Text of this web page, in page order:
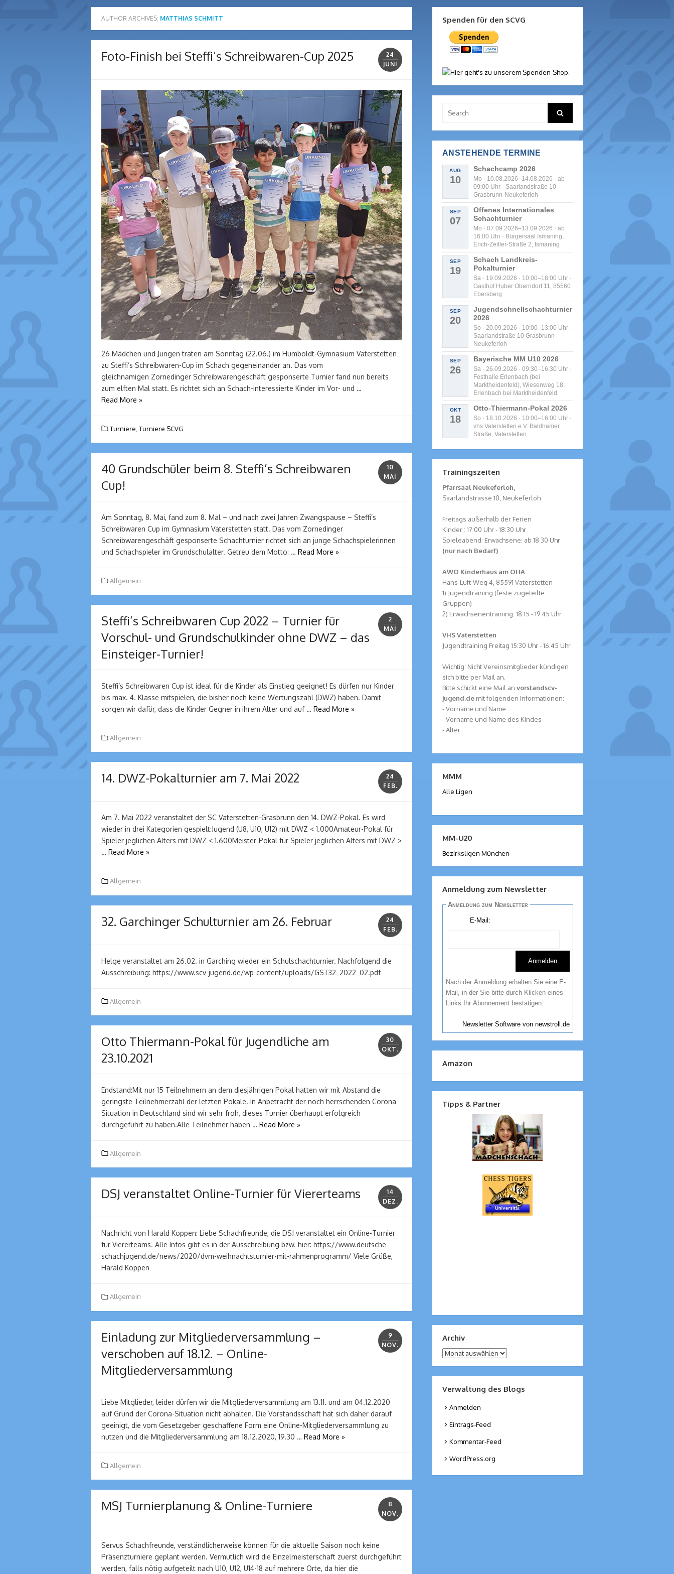
AUTHOR ARCHIVES: MATTHIAS SCHMITT
Foto-Finish bei Steffi’s Schreibwaren-Cup 2025
24
JUNI
26 Mädchen und Jungen traten am Sonntag (22.06.) im Humboldt-Gymnasium Vaterstetten
zu Steffi’s Schreibwaren-Cup im Schach gegeneinander an. Das vom
gleichnamigen Zornedinger Schreibwarengeschäft gesponserte Turnier fand nun bereits
zum elften Mal statt. Es richtet sich an Schach-interessierte Kinder im Vor- und …
Read More »
Turniere Turniere SCVG
40 Grundschüler beim 8. Steffi’s Schreibwaren
Cup!
10
MAI
Am Sonntag, 8. Mai, fand zum 8. Mal – und nach zwei Jahren Zwangspause – Steffi’s
Schreibwaren Cup im Gymnasium Vaterstetten statt. Das vom Zornedinger
Schreibwarengeschäft gesponserte Schachturnier richtet sich an junge Schachspielerinnen
und Schachspieler im Grundschulalter. Getreu dem Motto: … Read More »
Allgemein
Steffi’s Schreibwaren Cup 2022 – Turnier für
Vorschul- und Grundschulkinder ohne DWZ – das
Einsteiger-Turnier!
2
MAI
Steffi’s Schreibwaren Cup ist ideal für die Kinder als Einstieg geeignet! Es dürfen nur Kinder
bis max. 4. Klasse mitspielen, die bisher noch keine Wertungszahl (DWZ) haben. Damit
sorgen wir dafür, dass die Kinder Gegner in ihrem Alter und auf … Read More »
Allgemein
14. DWZ-Pokalturnier am 7. Mai 2022
24
FEB.
Am 7. Mai 2022 veranstaltet der SC Vaterstetten-Grasbrunn den 14. DWZ-Pokal. Es wird
wieder in drei Kategorien gespielt:Jugend (U8, U10, U12) mit DWZ < 1.000Amateur-Pokal für
Spieler jeglichen Alters mit DWZ < 1.600Meister-Pokal für Spieler jeglichen Alters mit DWZ >
… Read More »
Allgemein
32. Garchinger Schulturnier am 26. Februar
24
FEB.
Helge veranstaltet am 26.02. in Garching wieder ein Schulschachturnier. Nachfolgend die
Ausschreibung: https://www.scv-jugend.de/wp-content/uploads/GST32_2022_02.pdf
Allgemein
Otto Thiermann-Pokal für Jugendliche am
23.10.2021
30
OKT.
Endstand:Mit nur 15 Teilnehmern an dem diesjährigen Pokal hatten wir mit Abstand die
geringste Teilnehmerzahl der letzten Pokale. In Anbetracht der noch herrschenden Corona
Situation in Deutschland sind wir sehr froh, dieses Turnier überhaupt erfolgreich
durchgeführt zu haben.Alle Teilnehmer haben … Read More »
Allgemein
DSJ veranstaltet Online-Turnier für Viererteams
14
DEZ.
Nachricht von Harald Koppen: Liebe Schachfreunde, die DSJ veranstaltet ein Online-Turnier
für Viererteams. Alle Infos gibt es in der Ausschreibung bzw. hier: https://www.deutsche-
schachjugend.de/news/2020/dvm-weihnachtsturnier-mit-rahmenprogramm/ Viele Grüße,
Harald Koppen
Allgemein
Einladung zur Mitgliederversammlung –
verschoben auf 18.12. – Online-
Mitgliederversammlung
9
NOV.
Liebe Mitglieder, leider dürfen wir die Mitgliederversammlung am 13.11. und am 04.12.2020
auf Grund der Corona-Situation nicht abhalten. Die Vorstandsschaft hat sich daher darauf
geeinigt, die vom Gesetzgeber geschaffene Form eine Online-Mitgliederversammlung zu
nutzen und die Mitgliederversammlung am 18.12.2020, 19.30 … Read More »
Allgemein
MSJ Turnierplanung & Online-Turniere
8
NOV.
Servus Schachfreunde, verständlicherweise können für die aktuelle Saison noch keine
Präsenzturniere geplant werden. Vermutlich wird die Einzelmeisterschaft zuerst durchgeführt
werden, falls nötig aufgeteilt nach U10, U12, U14-18 auf mehrere Orte, da hier die
Spenden für den SCVG
for:
Search
ANSTEHENDE TERMINE
AUG
10
Schachcamp 2026
Mo · 10.08.2026–14.08.2026 · ab
09:00 Uhr · Saarlandstraße 10
Grasbrunn-Neukeferloh
SEP
07
Offenes Internationales
Schachturnier
Mo · 07.09.2026–13.09.2026 · ab
16:00 Uhr · Bürgersaal Ismaning,
Erich-Zeitler-Straße 2, Ismaning
SEP
19
Schach Landkreis-
Pokalturnier
Sa · 19.09.2026 · 10:00–18:00 Uhr ·
Gasthof Huber Oberndorf 11, 85560
Ebersberg
SEP
20
Jugendschnellschachturnier
2026
So · 20.09.2026 · 10:00–13:00 Uhr ·
Saarlandstraße 10 Grasbrunn-
Neukeferloh
SEP
26
Bayerische MM U10 2026
Sa · 26.09.2026 · 09:30–16:30 Uhr ·
Festhalle Erlenbach (bei
Marktheidenfeld), Wiesenweg 18,
Erlenbach bei Marktheidenfeld
OKT
18
Otto-Thiermann-Pokal 2026
So · 18.10.2026 · 10:00–16:00 Uhr ·
vhs Vaterstetten e.V. Baldhamer
Straße, Vaterstetten
Trainingszeiten
Pfarrsaal Neukeferloh,
Saarlandstrasse 10, Neukeferloh
Freitags außerhalb der Ferien
Kinder : 17:00 Uhr - 18:30 Uhr
Spieleabend: Erwachsene: ab 18.30 Uhr
(nur nach Bedarf)
AWO Kinderhaus am OHA
Hans-Luft-Weg 4, 85591 Vaterstetten
1) Jugendtraining (feste zugeteilte
Gruppen)
2) Erwachsenentraining: 18:15 - 19:45 Uhr
VHS Vaterstetten
Jugendtraining Freitag 15:30 Uhr - 16:45 Uhr
Wichtig: Nicht Vereinsmitglieder kündigen
sich bitte per Mail an.
Bitte schickt eine Mail an vorstandscv-
jugend.de mit folgenden Informationen:
- Vorname und Name
- Vorname und Name des Kindes
- Alter
MMM
Alle Ligen
MM-U20
Bezirksligen München
Anmeldung zum Newsletter
Anmeldung zum Newsletter
E-Mail:
Nach der Anmeldung erhalten Sie eine E-
Mail, in der Sie bitte durch Klicken eines
Links Ihr Abonnement bestätigen.
Newsletter Software von newstroll.de
Amazon
Tipps & Partner
Archiv
Archiv
Verwaltung des Blogs
Anmelden
Eintrags-Feed
Kommentar-Feed
WordPress.org